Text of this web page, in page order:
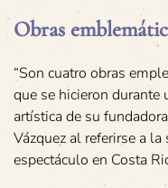
Obras
“Son cuatro obras
que se hicieron durante
artística de su
Vázquez al referirse a
espectáculo en Costa